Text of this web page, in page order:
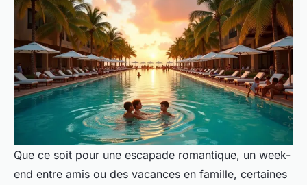
Que ce soit pour une escapade romantique, un week-
end entre amis ou des vacances en famille, certaines